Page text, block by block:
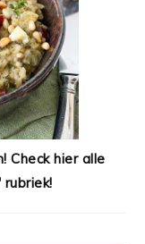
Check hier alle